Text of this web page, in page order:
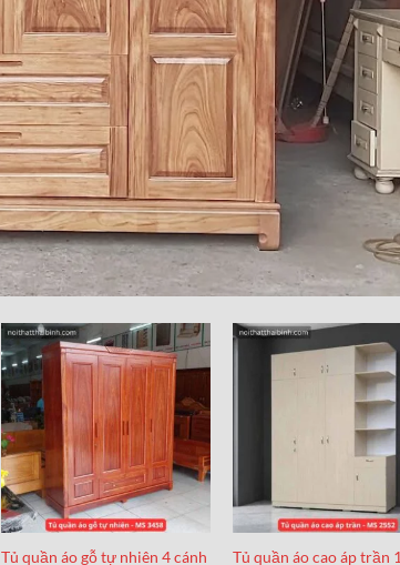
Tủ quần áo gỗ tự nhiên 4 cánh
Tủ quần áo cao áp trần